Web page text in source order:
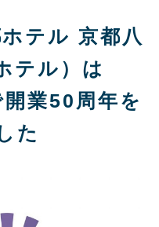
テル 京都八
テル）は
業50周年を
た